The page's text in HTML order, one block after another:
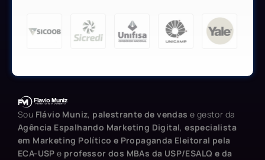
Sou Flávio Muniz, palestrante de vendas e gestor da
Agência Espalhando Marketing Digital,especialista
em Marketing Político e Propaganda Eleitoral pela
ECA-USP e professor dos MBAs da USP/ESALQ e da